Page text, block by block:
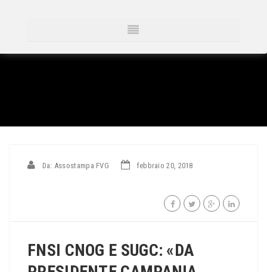
Da: Assostampa FVG febbraio 20, 2018
FNSI CNOG E SUGC: «DA